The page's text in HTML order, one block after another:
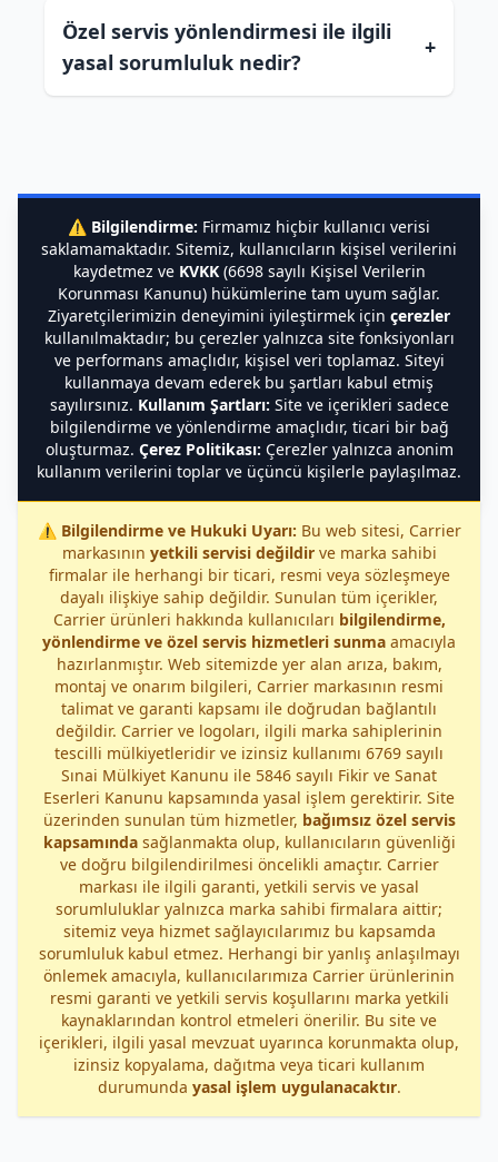
Özel servis yönlendirmesi ile ilgili
yasal sorumluluk nedir?
+
⚠️ Bilgilendirme: Firmamız hiçbir kullanıcı verisi
saklamamaktadır. Sitemiz, kullanıcıların kişisel verilerini
kaydetmez ve KVKK(6698 sayılı Kişisel Verilerin
Korunması Kanunu) hükümlerine tam uyum sağlar.
Ziyaretçilerimizin deneyimini iyileştirmek için çerezler
kullanılmaktadır; bu çerezler yalnızca site fonksiyonları
ve performans amaçlıdır, kişisel veri toplamaz. Siteyi
kullanmaya devam ederek bu şartları kabul etmiş
sayılırsınız. Kullanım Şartları: Site ve içerikleri sadece
bilgilendirme ve yönlendirme amaçlıdır, ticari bir bağ
oluşturmaz. Çerez Politikası: Çerezler yalnızca anonim
kullanım verilerini toplar ve üçüncü kişilerle paylaşılmaz.
⚠️ Bilgilendirme ve Hukuki Uyarı: Bu web sitesi, Carrier
markasının yetkili servisi değildirve marka sahibi
firmalar ile herhangi bir ticari, resmi veya sözleşmeye
dayalı ilişkiye sahip değildir. Sunulan tüm içerikler,
Carrier ürünleri hakkında kullanıcıları bilgilendirme,
yönlendirme ve özel servis hizmetleri sunma amacıyla
hazırlanmıştır. Web sitemizde yer alan arıza, bakım,
montaj ve onarım bilgileri, Carrier markasının resmi
talimat ve garanti kapsamı ile doğrudan bağlantılı
değildir. Carrier ve logoları, ilgili marka sahiplerinin
tescilli mülkiyetleridir ve izinsiz kullanımı 6769 sayılı
Sınai Mülkiyet Kanunu ile 5846 sayılı Fikir ve Sanat
Eserleri Kanunu kapsamında yasal işlem gerektirir. Site
üzerinden sunulan tüm hizmetler, bağımsız özel servis
kapsamındasağlanmakta olup, kullanıcıların güvenliği
ve doğru bilgilendirilmesi öncelikli amaçtır. Carrier
markası ile ilgili garanti, yetkili servis ve yasal
sorumluluklar yalnızca marka sahibi firmalara aittir;
sitemiz veya hizmet sağlayıcılarımız bu kapsamda
sorumluluk kabul etmez. Herhangi bir yanlış anlaşılmayı
önlemek amacıyla, kullanıcılarımıza Carrier ürünlerinin
resmi garanti ve yetkili servis koşullarını marka yetkili
kaynaklarından kontrol etmeleri önerilir. Bu site ve
içerikleri, ilgili yasal mevzuat uyarınca korunmakta olup,
izinsiz kopyalama, dağıtma veya ticari kullanım
durumunda yasal işlem uygulanacaktır.